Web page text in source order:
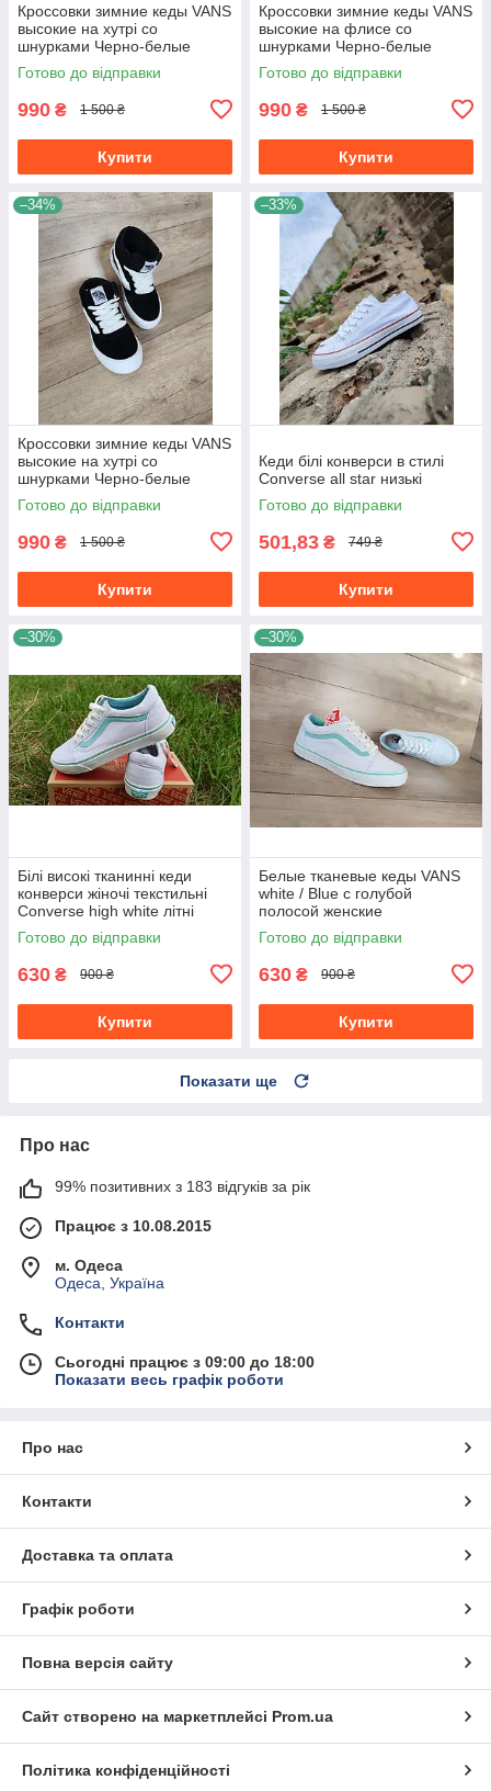
Кроссовки зимние кеды VANS
высокие на хутрі со
шнурками Черно-белые
унисекс унисекс теплые
Готово до відправки
990 ₴ 1 500 ₴
Купити
Кроссовки зимние кеды VANS
высокие на флисе со
шнурками Черно-белые
унисекс унисекс теплые
Готово до відправки
990 ₴ 1 500 ₴
Купити
–34%
Кроссовки зимние кеды VANS
высокие на хутрі со
шнурками Черно-белые
унисекс унисекс теплые
Готово до відправки
990 ₴ 1 500 ₴
Купити
–33%
Кеди білі конверси в стилі
Converse all star низькі
Готово до відправки
501,83 ₴ 749 ₴
Купити
–30%
Білі високі тканинні кеди
конверси жіночі текстильні
Converse high white літні
Готово до відправки
630 ₴ 900 ₴
Купити
–30%
Белые тканевые кеды VANS
white / Blue с голубой
полосой женские
текстильные весна- лето
Готово до відправки
630 ₴ 900 ₴
Купити
Показати ще
Про нас
99% позитивних з 183 відгуків за рік
Працює з 10.08.2015
м. Одеса
Одеса, Україна
Контакти
Сьогодні працює з 09:00 до 18:00
Показати весь графік роботи
Про нас
Контакти
Доставка та оплата
Графік роботи
Повна версія сайту
Сайт створено на маркетплейсі Prom.ua
Політика конфіденційності